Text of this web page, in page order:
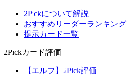
2Pickについて解説
おすすめリーダーランキング
提示カード一覧
2Pickカード評価
【エルフ】2Pick評価